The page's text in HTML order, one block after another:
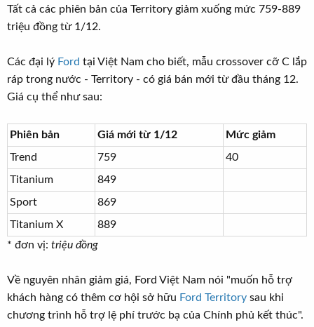
t
a
e
r
đ
ầ
Tất cả các phiên bản của Territory giảm xuống mức 759-889
triệu đồng từ 1/12.
Các đại lý Ford tại Việt Nam cho biết, mẫu crossover cỡ C lắp
ráp trong nước - Territory - có giá bán mới từ đầu tháng 12.
Giá cụ thể như sau:
Phiên bản Giá mới từ 1/12
Mức giảm
Trend
759
40
Titanium
849
Sport
869
Titanium X
889
* đơn vị: triệu đồng
Về nguyên nhân giảm giá, Ford Việt Nam nói "muốn hỗ trợ
khách hàng có thêm cơ hội sở hữu Ford Territory sau khi
chương trình hỗ trợ lệ phí trước bạ của Chính phủ kết thúc".